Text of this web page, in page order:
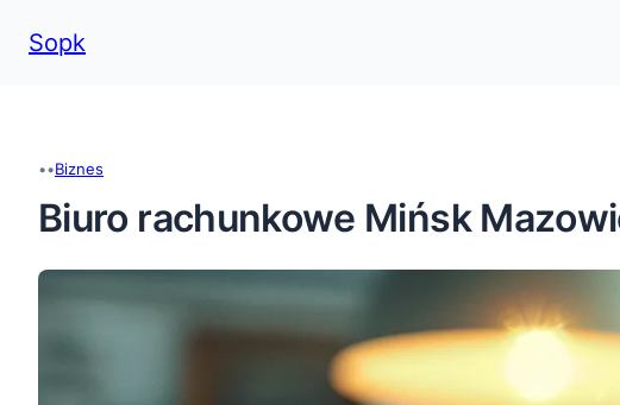
treści
Sopk
••Biznes
Biuro rachunkowe Mińsk